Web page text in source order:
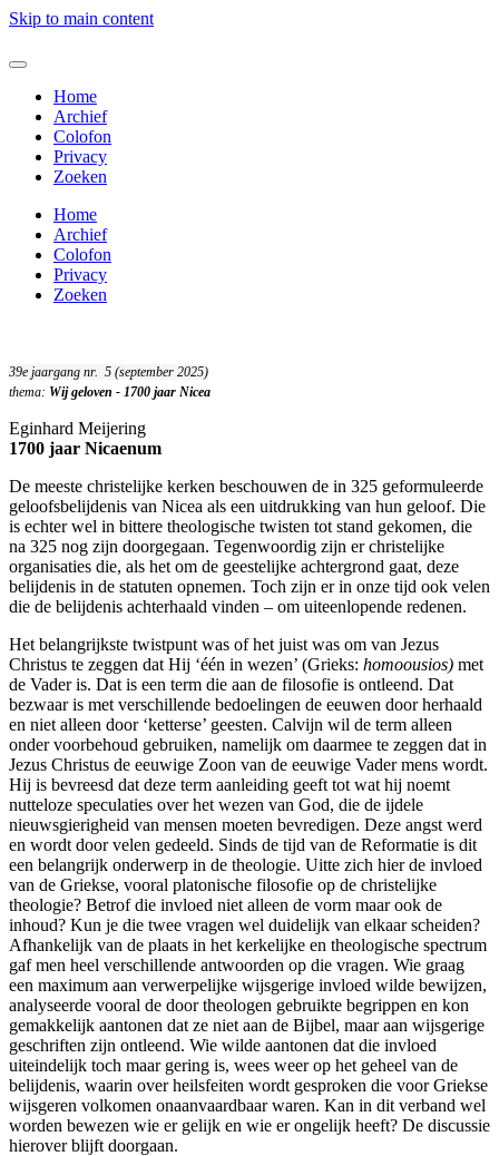
Skip to main content
Home
Archief
Colofon
Privacy
Zoeken
Home
Archief
Colofon
Privacy
Zoeken
39e jaargang nr. 5 (september 2025)
thema: Wij geloven - 1700 jaar Nicea
Eginhard Meijering
1700 jaar Nicaenum
De meeste christelijke kerken beschouwen de in 325 geformuleerde
geloofsbelijdenis van Nicea als een uitdrukking van hun geloof. Die
is echter wel in bittere theologische twisten tot stand gekomen, die
na 325 nog zijn doorgegaan. Tegenwoordig zijn er christelijke
organisaties die, als het om de geestelijke achtergrond gaat, deze
belijdenis in de statuten opnemen. Toch zijn er in onze tijd ook velen
die de belijdenis achterhaald vinden – om uiteenlopende redenen.
Het belangrijkste twistpunt was of het juist was om van Jezus
Christus te zeggen dat Hij ‘één in wezen’ (Grieks: homoousios) met
de Vader is. Dat is een term die aan de filosofie is ontleend. Dat
bezwaar is met verschillende bedoelingen de eeuwen door herhaald
en niet alleen door ‘ketterse’ geesten. Calvijn wil de term alleen
onder voorbehoud gebruiken, namelijk om daarmee te zeggen dat in
Jezus Christus de eeuwige Zoon van de eeuwige Vader mens wordt.
Hij is bevreesd dat deze term aanleiding geeft tot wat hij noemt
nutteloze speculaties over het wezen van God, die de ijdele
nieuwsgierigheid van mensen moeten bevredigen. Deze angst werd
en wordt door velen gedeeld. Sinds de tijd van de Reformatie is dit
een belangrijk onderwerp in de theologie. Uitte zich hier de invloed
van de Griekse, vooral platonische filosofie op de christelijke
theologie? Betrof die invloed niet alleen de vorm maar ook de
inhoud? Kun je die twee vragen wel duidelijk van elkaar scheiden?
Afhankelijk van de plaats in het kerkelijke en theologische spectrum
gaf men heel verschillende antwoorden op die vragen. Wie graag
een maximum aan verwerpelijke wijsgerige invloed wilde bewijzen,
analyseerde vooral de door theologen gebruikte begrippen en kon
gemakkelijk aantonen dat ze niet aan de Bijbel, maar aan wijsgerige
geschriften zijn ontleend. Wie wilde aantonen dat die invloed
uiteindelijk toch maar gering is, wees weer op het geheel van de
belijdenis, waarin over heilsfeiten wordt gesproken die voor Griekse
wijsgeren volkomen onaanvaardbaar waren. Kan in dit verband wel
worden bewezen wie er gelijk en wie er ongelijk heeft? De discussie
hierover blijft doorgaan.